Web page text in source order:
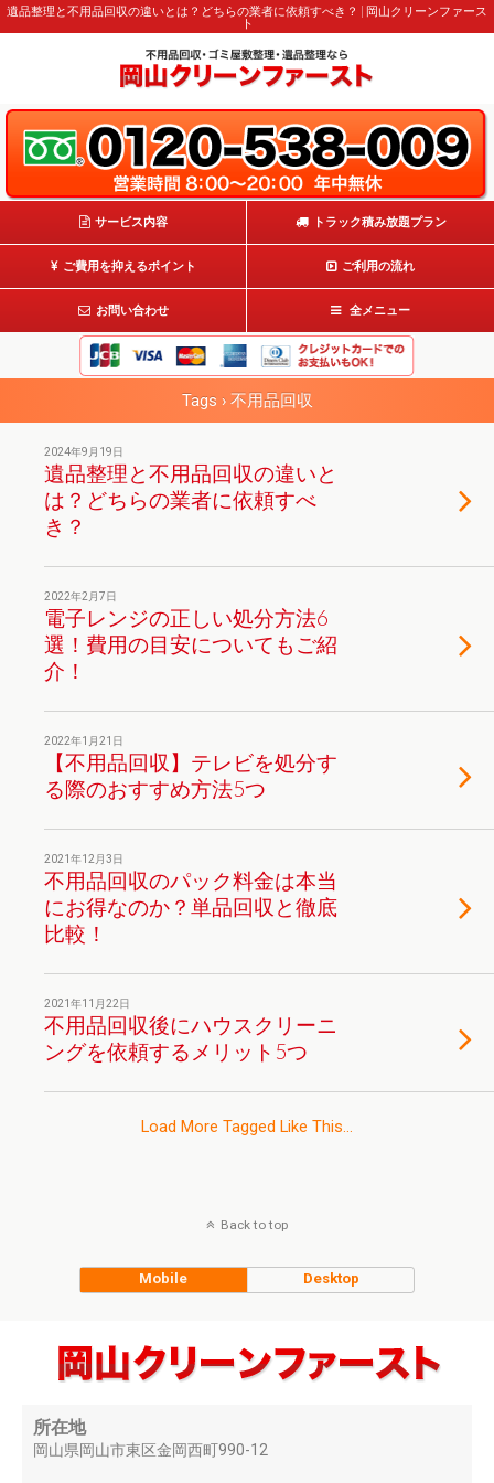
遺品整理と不用品回収の違いとは？どちらの業者に依頼すべき？ | 岡山クリーンファース
ト
サービス内容 トラック積み放題プラン
ご費用を抑えるポイント ご利用の流れ
お問い合わせ 全メニュー
Tags › 不用品回収
2024年9月19日
遺品整理と不用品回収の違いと
は？どちらの業者に依頼すべ
き？
2022年2月7日
電子レンジの正しい処分方法6
選！費用の目安についてもご紹
介！
2022年1月21日
【不用品回収】テレビを処分す
る際のおすすめ方法5つ
2021年12月3日
不用品回収のパック料金は本当
にお得なのか？単品回収と徹底
比較！
2021年11月22日
不用品回収後にハウスクリーニ
ングを依頼するメリット5つ
Load More Tagged Like This…
Back to top
Mobile Desktop
所在地
岡山県岡山市東区金岡西町990-12